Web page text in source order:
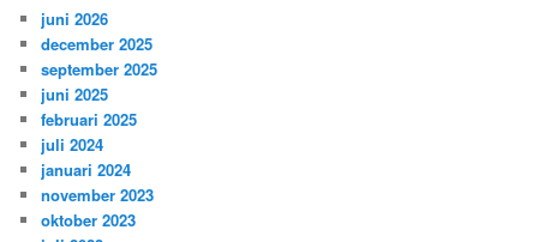
juni 2026
december 2025
september 2025
juni 2025
februari 2025
juli 2024
januari 2024
november 2023
oktober 2023